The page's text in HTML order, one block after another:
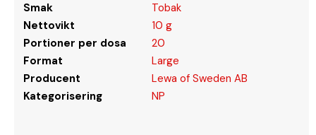
Smak
Tobak
Nettovikt
10 g
Portioner per dosa
20
Format
Large
Producent
Lewa of Sweden AB
Kategorisering
NP